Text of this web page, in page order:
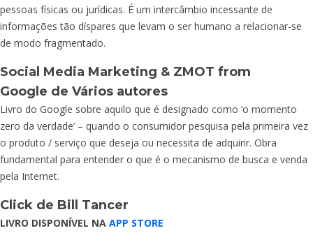
pessoas físicas ou jurídicas. É um intercâmbio incessante de
informações tão díspares que levam o ser humano a relacionar-se
de modo fragmentado.
Social Media Marketing & ZMOT from
Google de Vários autores
Livro do Google sobre aquilo que é designado como ‘o momento
zero da verdade’ – quando o consumidor pesquisa pela primeira vez
o produto / serviço que deseja ou necessita de adquirir. Obra
fundamental para entender o que é o mecanismo de busca e venda
pela Internet.
Click de Bill Tancer
LIVRO DISPONÍVEL NA APP STORE